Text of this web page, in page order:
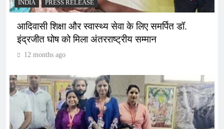
INDIA PRESS RELEASE
आदिवासी शिक्षा और स्वास्थ्य सेवा के लिए समर्पित डॉ.
इंद्रजीत घोष को मिला अंतरराष्ट्रीय सम्मान
12 months ago